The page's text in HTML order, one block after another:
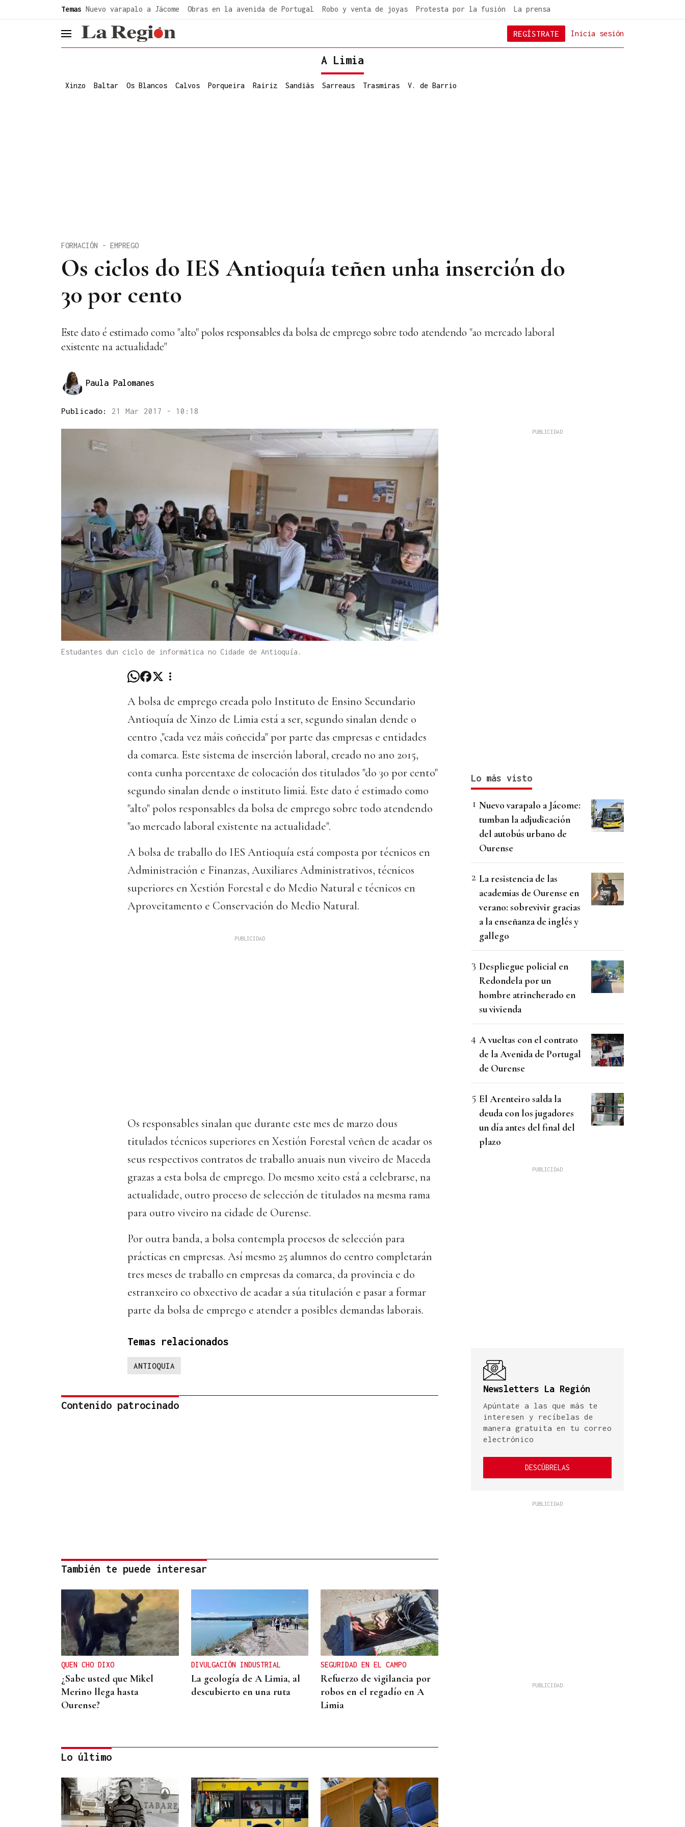
Temas Nuevo varapalo a Jácome Obras en la avenida de Portugal Robo y venta de joyas Protesta por la fusión La prensa
header.menu.open Inicia sesión
REGÍSTRATE
A Limia
Xinzo Baltar Os Blancos Calvos Porqueira Rairiz Sandiás Sarreaus Trasmiras V. de Barrio
Os ciclos do IES Antioquía teñen unha inserción do
30 por cento
FORMACIÓN - EMPREGO
Este dato é estimado como "alto" polos responsables da bolsa de emprego sobre todo atendendo "ao mercado laboral
existente na actualidade"
Paula Palomanes
Publicado: 21 Mar 2017 - 10:18
Estudantes dun ciclo de informática no Cidade de Antioquía.
A bolsa de emprego creada polo Instituto de Ensino Secundario
Antioquía de Xinzo de Limia está a ser, segundo sinalan dende o
centro ,"cada vez máis coñecida" por parte das empresas e entidades
da comarca. Este sistema de inserción laboral, creado no ano 2015,
conta cunha porcentaxe de colocación dos titulados "do 30 por cento"
segundo sinalan dende o instituto limiá. Este dato é estimado como
"alto" polos responsables da bolsa de emprego sobre todo atendendo
"ao mercado laboral existente na actualidade".
A bolsa de traballo do IES Antioquía está composta por técnicos en
Administración e Finanzas, Auxiliares Administrativos, técnicos
superiores en Xestión Forestal e do Medio Natural e técnicos en
Aproveitamento e Conservación do Medio Natural.
Os responsables sinalan que durante este mes de marzo dous
titulados técnicos superiores en Xestión Forestal veñen de acadar os
seus respectivos contratos de traballo anuais nun viveiro de Maceda
grazas a esta bolsa de emprego. Do mesmo xeito está a celebrarse, na
actualidade, outro proceso de selección de titulados na mesma rama
para outro viveiro na cidade de Ourense.
Por outra banda, a bolsa contempla procesos de selección para
prácticas en empresas. Así mesmo 25 alumnos do centro completarán
tres meses de traballo en empresas da comarca, da provincia e do
estranxeiro co obxectivo de acadar a súa titulación e pasar a formar
parte da bolsa de emprego e atender a posibles demandas laborais.
Temas relacionados
ANTIOQUIA
Contenido patrocinado
También te puede interesar
QUEN CHO DIXO
¿Sabe usted que Mikel
Merino llega hasta
Ourense?
DIVULGACIÓN INDUSTRIAL
La geología de A Limia, al
descubierto en una ruta
SEGURIDAD EN EL CAMPO
Refuerzo de vigilancia por
robos en el regadío en A
Limia
CONTROL DE POBOACIÓN
A Limia, “zona cero” para o
Lo último
Lo más visto
Nuevo varapalo a Jácome:
tumban la adjudicación
del autobús urbano de
Ourense
La resistencia de las
academias de Ourense en
verano: sobrevivir gracias
a la enseñanza de inglés y
gallego
Despliegue policial en
Redondela por un
hombre atrincherado en
su vivienda
A vueltas con el contrato
de la Avenida de Portugal
de Ourense
El Arenteiro salda la
deuda con los jugadores
un día antes del final del
plazo
Newsletters La Región
Apúntate a las que más te
interesen y recíbelas de
manera gratuita en tu correo
electrónico
DESCÚBRELAS